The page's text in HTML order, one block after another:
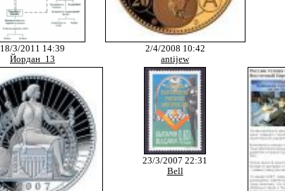
18/3/2011 14:39
Йордан_13
2/4/2008 10:42
antijew
23/3/2007 22:31
Bell